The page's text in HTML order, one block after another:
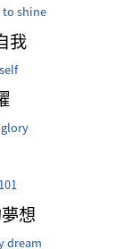
shine
我
想
dream